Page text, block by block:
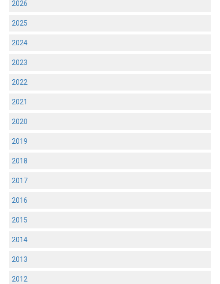
2026
2025
2024
2023
2022
2021
2020
2019
2018
2017
2016
2015
2014
2013
2012